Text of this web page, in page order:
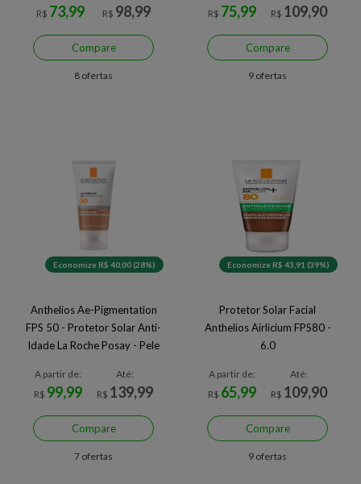
R$ 73,99
R$ 98,99
Compare
8 ofertas
R$ 75,99
R$ 109,90
Compare
9 ofertas
Economize R$ 40,00 (28%)
Anthelios Ae-Pigmentation
FPS 50 - Protetor Solar Anti-
Idade La Roche Posay - Pele
A partir de:
R$ 99,99
Até:
R$ 139,99
Compare
7 ofertas
Economize R$ 43,91 (39%)
Protetor Solar Facial
Anthelios Airlicium FPS80 -
6.0
A partir de:
R$ 65,99
Até:
R$ 109,90
Compare
9 ofertas